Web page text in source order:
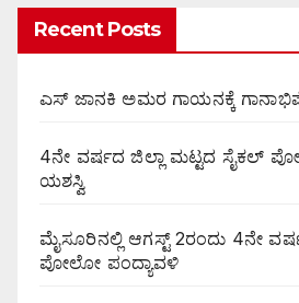
Recent Posts
ಎಸ್ ಜಾನಕಿ ಅಮರ ಗಾಯನಕ್ಕೆ
4ನೇ ವರ್ಷದ ಜಿಲ್ಲಾ ಮಟ್ಟದ ಸೈಕಲ್
ಯಶಸ್ವಿ
ಮೈಸೂರಿನಲ್ಲಿ ಆಗಸ್ಟ್‌ 2ರಂದು 4ನೇ
ಪೋಲೋ ಪಂದ್ಯಾವಳಿ